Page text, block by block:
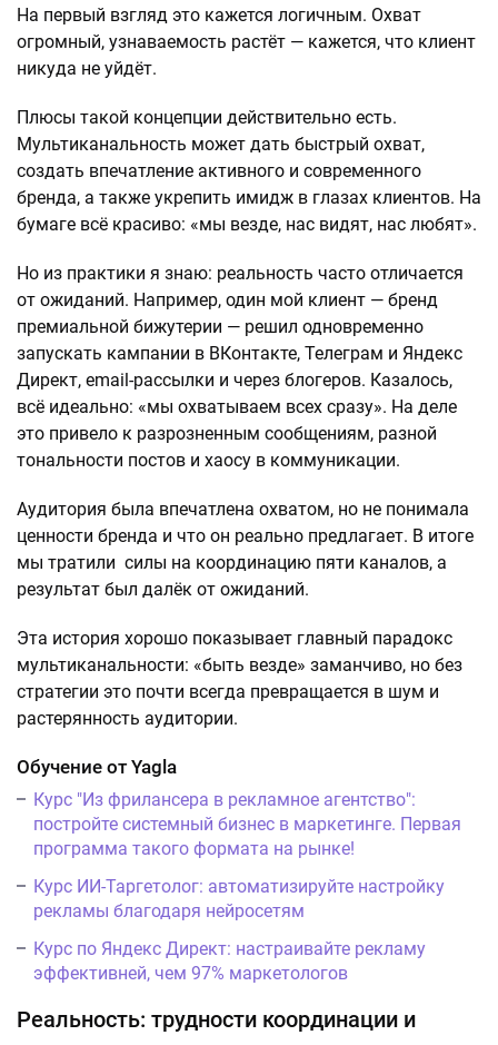
На первый взгляд это кажется логичным. Охват
огромный, узнаваемость растёт — кажется, что клиент
никуда не уйдёт.
Плюсы такой концепции действительно есть.
Мультиканальность может дать быстрый охват,
создать впечатление активного и современного
бренда, а также укрепить имидж в глазах клиентов. На
бумаге всё красиво: «мы везде, нас видят, нас любят».
Но из практики я знаю: реальность часто отличается
от ожиданий. Например, один мой клиент — бренд
премиальной бижутерии — решил одновременно
запускать кампании в ВКонтакте, Телеграм и Яндекс
Директ, email-рассылки и через блогеров. Казалось,
всё идеально: «мы охватываем всех сразу». На деле
это привело к разрозненным сообщениям, разной
тональности постов и хаосу в коммуникации.
Аудитория была впечатлена охватом, но не понимала
ценности бренда и что он реально предлагает. В итоге
мы тратили силы на координацию пяти каналов, а
результат был далёк от ожиданий.
Эта история хорошо показывает главный парадокс
мультиканальности: «быть везде» заманчиво, но без
стратегии это почти всегда превращается в шум и
растерянность аудитории.
Обучение от Yagla
Курс "Из фрилансера в рекламное агентство":
постройте системный бизнес в маркетинге. Первая
программа такого формата на рынке!
Курс ИИ-Таргетолог: автоматизируйте настройку
рекламы благодаря нейросетям
Курс по Яндекс Директ: настраивайте рекламу
эффективней, чем 97% маркетологов
Реальность: трудности координации и